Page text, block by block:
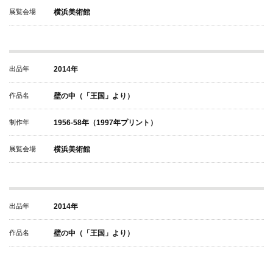
展覧会場 横浜美術館
出品年 2014年
作品名 壁の中（「王国」より）
制作年 1956-58年（1997年プリント）
展覧会場 横浜美術館
出品年 2014年
作品名 壁の中（「王国」より）